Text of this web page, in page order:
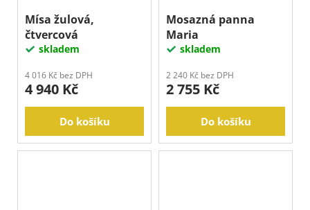
Mísa žulová,
čtvercová
skladem
4 016 Kč bez DPH
4 940 Kč
Do košíku
Mosazná panna
Maria
skladem
2 240 Kč bez DPH
2 755 Kč
Do košíku